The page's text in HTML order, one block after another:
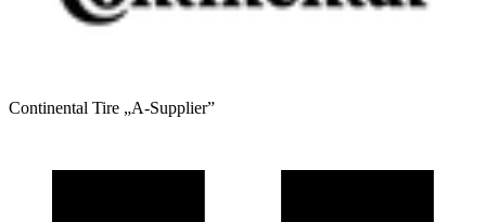
Continental Tire „A-Supplier”